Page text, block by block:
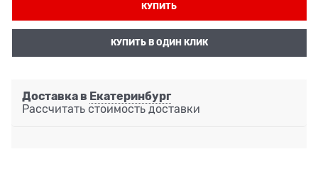
КУПИТЬ
КУПИТЬ В ОДИН КЛИК
Доставка в Екатеринбург
Рассчитать стоимость доставки